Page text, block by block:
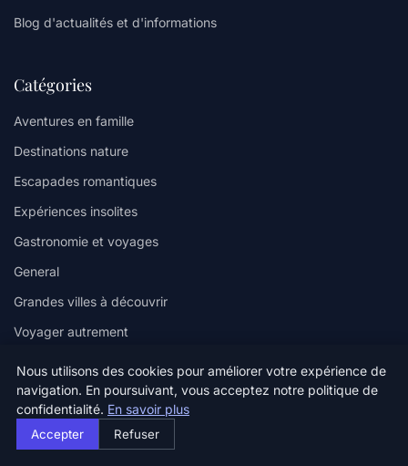
Blog d'actualités et d'informations
Catégories
Aventures en famille
Destinations nature
Escapades romantiques
Expériences insolites
Gastronomie et voyages
General
Grandes villes à découvrir
Voyager autrement
Liens utiles
Contact
Nous utilisons des cookies pour améliorer votre expérience de
navigation. En poursuivant, vous acceptez notre politique de
confidentialité. En savoir plus
Accepter Refuser